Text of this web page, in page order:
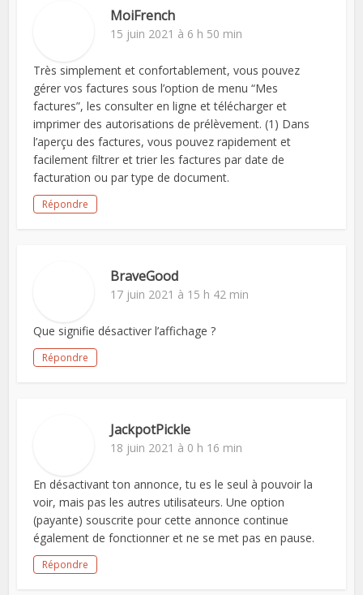
MoiFrench
15 juin 2021 à 6 h 50 min
Très simplement et confortablement, vous pouvez
gérer vos factures sous l’option de menu “Mes
factures”, les consulter en ligne et télécharger et
imprimer des autorisations de prélèvement. (1) Dans
l’aperçu des factures, vous pouvez rapidement et
facilement filtrer et trier les factures par date de
facturation ou par type de document.
Répondre
BraveGood
17 juin 2021 à 15 h 42 min
Que signifie désactiver l’affichage ?
Répondre
JackpotPickle
18 juin 2021 à 0 h 16 min
En désactivant ton annonce, tu es le seul à pouvoir la
voir, mais pas les autres utilisateurs. Une option
(payante) souscrite pour cette annonce continue
également de fonctionner et ne se met pas en pause.
Répondre